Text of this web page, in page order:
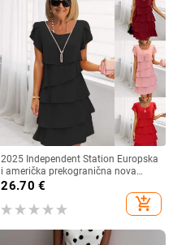
2025 Independent Station Europska
i američka prekogranična nova
ljetna haljina kratkih rukava
okruglog izreza jednobojna ženska
26.70 €
add_shopping_cart